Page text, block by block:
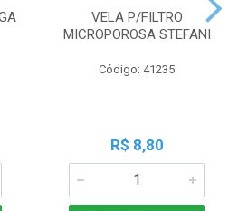
VELA P/FILTRO
MICROPOROSA STEFANI
Código: 41235
R$ 8,80